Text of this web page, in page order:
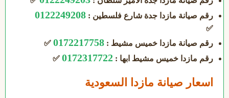
رقم صيانة مازدا جدة شارع فلسطين : 0122249208
✅
رقم صيانة مازدا خميس مشيط : 0172217758
✅
رقم مازدا خميس مشيط ابها : 0172317722
✅
اسعار صيانة مازدا السعودية